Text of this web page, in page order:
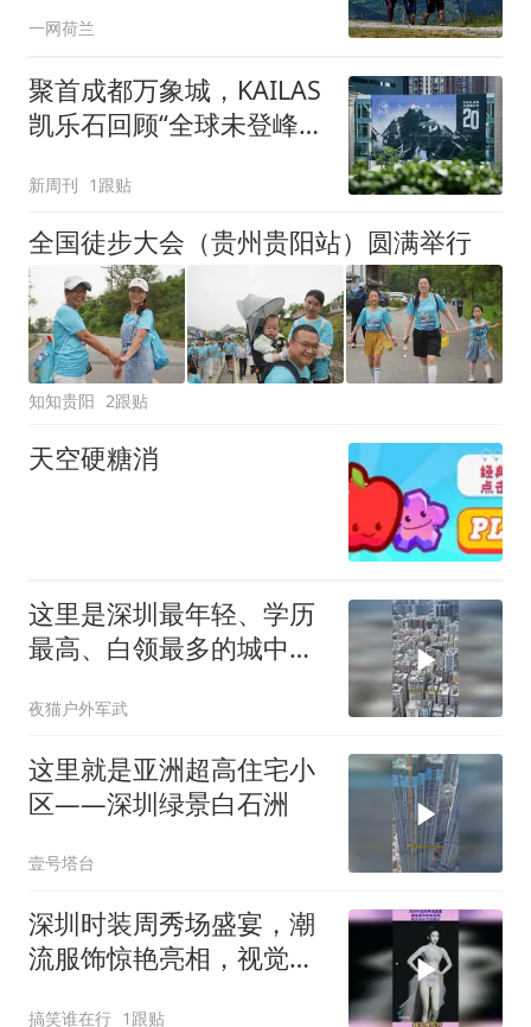
一网荷兰
聚首成都万象城，KAILAS
凯乐石回顾“全球未登峰计
新周刊 1跟贴
全国徒步大会（贵州贵阳站）圆满举行
知知贵阳 2跟贴
天空硬糖消
这里是深圳最年轻、学历
最高、白领最多的城中村
夜猫户外军武
这里就是亚洲超高住宅小
区——深圳绿景白石洲
壹号塔台
深圳时装周秀场盛宴，潮
流服饰惊艳亮相，视觉冲
搞笑谁在行 1跟贴